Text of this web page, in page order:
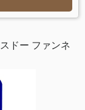
ドー ファンネ